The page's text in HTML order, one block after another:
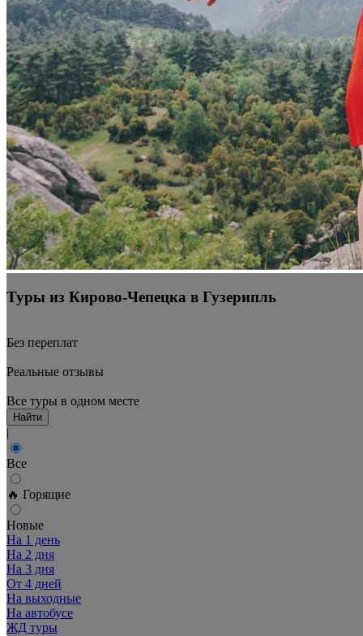
Туры из Кирово-Чепецка в Гузерипль
Без переплат
Реальные отзывы
Все туры в одном месте
Найти
|
Все
🔥 Горящие
Новые
На 1 день
На 2 дня
На 3 дня
От 4 дней
На выходные
На автобусе
ЖД туры